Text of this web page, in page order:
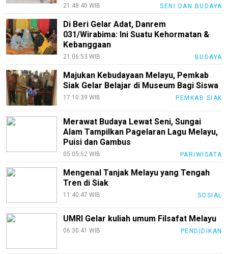
21:48:40 WIB SENI DAN BUDAYA
Di Beri Gelar Adat, Danrem
031/Wirabima: Ini Suatu Kehormatan &
Kebanggaan
21:06:53 WIB BUDAYA
Majukan Kebudayaan Melayu, Pemkab
Siak Gelar Belajar di Museum Bagi Siswa
17:10:39 WIB PEMKAB SIAK
Merawat Budaya Lewat Seni, Sungai
Alam Tampilkan Pagelaran Lagu Melayu,
Puisi dan Gambus
05:05:52 WIB PARIWISATA
Mengenal Tanjak Melayu yang Tengah
Tren di Siak
11:40:47 WIB SOSIAL
UMRI Gelar kuliah umum Filsafat Melayu
06:30:41 WIB PENDIDIKAN